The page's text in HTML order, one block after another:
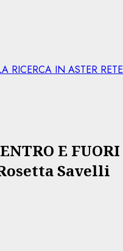
RICERCA IN ASTER
E
Savelli